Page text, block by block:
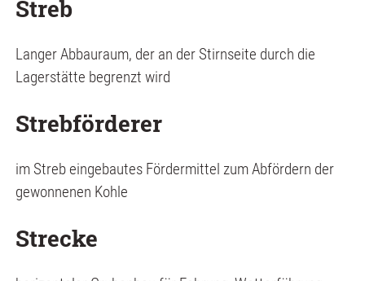
Streb
Langer Abbauraum, der an der Stirnseite durch die
Lagerstätte begrenzt wird
Strebförderer
im Streb eingebautes Fördermittel zum Abfördern der
gewonnenen Kohle
Strecke